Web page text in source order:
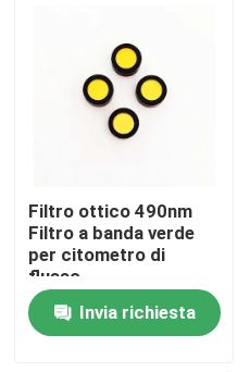
Casa
Filtro ottico 490nm
Filtro a banda verde
per citometro di
flusso
Invia richiesta